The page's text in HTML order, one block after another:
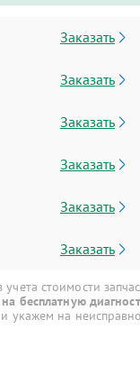
Заказать
Заказать
Заказать
Заказать
Заказать
Заказать
стоимости
бесплатную
укажем на